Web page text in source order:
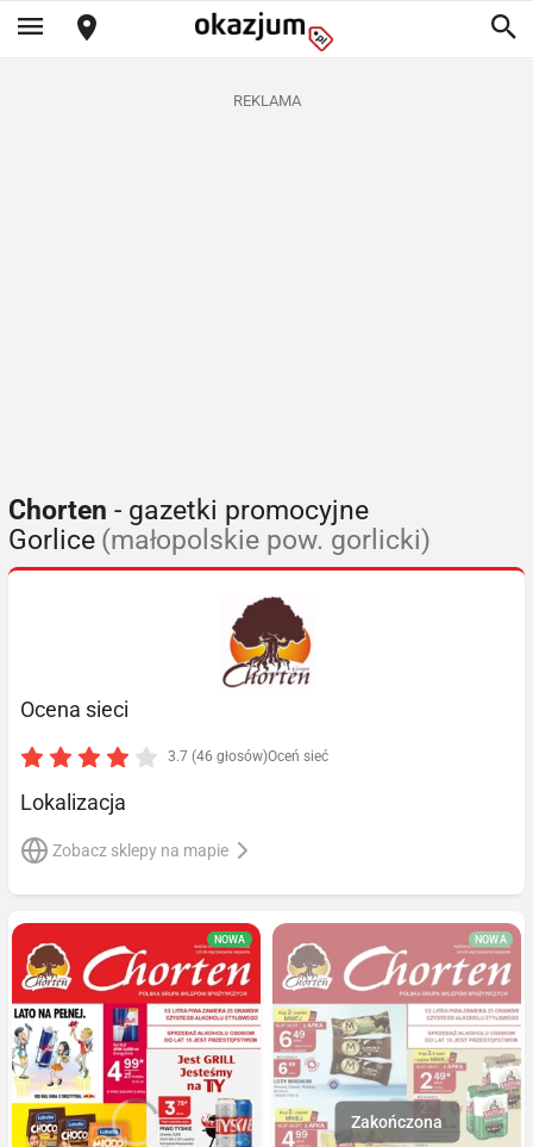
REKLAMA
Chorten - gazetki promocyjne
Gorlice (małopolskie pow. gorlicki)
Ocena sieci
3.7 (46 głosów)Oceń sieć
Lokalizacja
Zobacz sklepy na mapie
NOWA NOWA